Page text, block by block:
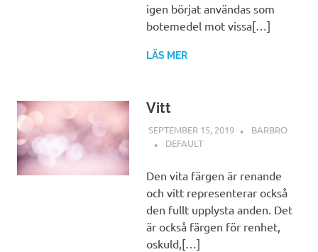
igen börjat användas som
botemedel mot vissa[…]
LÄS MER
Vitt
SEPTEMBER 15, 2019
BARBRO
DEFAULT
Den vita färgen är renande
och vitt representerar också
den fullt upplysta anden. Det
är också färgen för renhet,
oskuld,[…]